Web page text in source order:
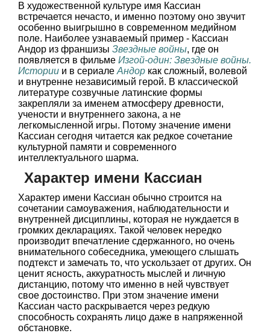
В художественной культуре имя Кассиан
встречается нечасто, и именно поэтому оно звучит
особенно выигрышно в современном медийном
поле. Наиболее узнаваемый пример - Кассиан
Андор из франшизы Звездные войны, где он
появляется в фильме Изгой-один: Звездные войны.
Истории и в сериале Андор как сложный, волевой
и внутренне независимый герой. В классической
литературе созвучные латинские формы
закрепляли за именем атмосферу древности,
учености и внутреннего закона, а не
легкомысленной игры. Потому значение имени
Кассиан сегодня читается как редкое сочетание
культурной памяти и современного
интеллектуального шарма.
Характер имени Кассиан
Характер имени Кассиан обычно строится на
сочетании самоуважения, наблюдательности и
внутренней дисциплины, которая не нуждается в
громких декларациях. Такой человек нередко
производит впечатление сдержанного, но очень
внимательного собеседника, умеющего слышать
подтекст и замечать то, что ускользает от других. Он
ценит ясность, аккуратность мыслей и личную
дистанцию, потому что именно в ней чувствует
свое достоинство. При этом значение имени
Кассиан часто раскрывается через редкую
способность сохранять лицо даже в напряженной
обстановке.